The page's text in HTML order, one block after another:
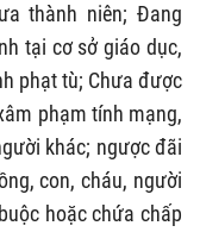
thành niên; Đang
tại cơ sở giáo dục,
phạt tù; Chưa được
phạm tính mạng,
khác; ngược đãi
con, cháu, người
hoặc chứa chấp